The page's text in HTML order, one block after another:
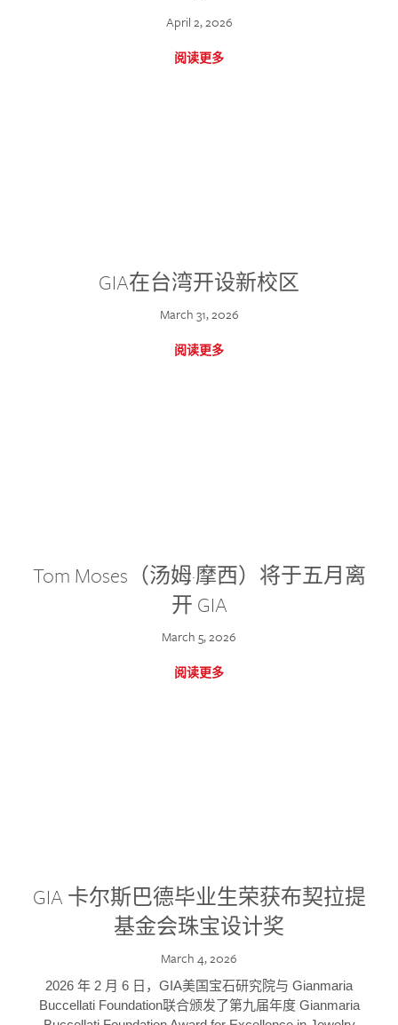
April 2, 2026
阅读更多
GIA在台湾开设新校区
March 31, 2026
阅读更多
Tom Moses（汤姆·摩西）将于五月离
开 GIA
March 5, 2026
阅读更多
GIA 卡尔斯巴德毕业生荣获布契拉提
基金会珠宝设计奖
March 4, 2026
2026 年 2 月 6 日，GIA美国宝石研究院与 Gianmaria
Buccellati Foundation联合颁发了第九届年度 Gianmaria